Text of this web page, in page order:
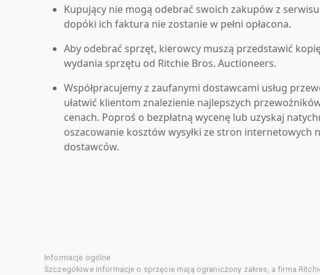
Kupujący nie mogą odebrać swoich zakupów z
dopóki ich faktura nie zostanie w pełni opłacona.
Aby odebrać sprzęt, kierowcy muszą przedstawić
wydania sprzętu od Ritchie Bros. Auctioneers.
Współpracujemy z zaufanymi dostawcami usług
ułatwić klientom znalezienie najlepszych
cenach. Poproś o bezpłatną wycenę lub uzyskaj
oszacowanie kosztów wysyłki ze stron internetowych
dostawców.
Informacje ogólne
Szczegółowe informacje o sprzęcie mają ograniczony zakres, a firma